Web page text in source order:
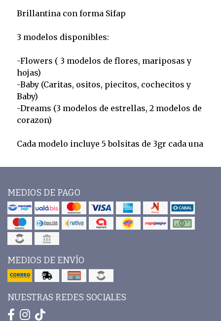
Brillantina con forma Sifap
3 modelos disponibles:
-Flowers ( 3 modelos de flores, mariposas y
hojas)
-Baby (Caritas, ositos, piecitos, cochecitos y
Baby)
-Dreams (3 modelos de estrellas, 2 modelos de
corazon)
Cada modelo incluye 5 bolsitas de 3gr cada una
MEDIOS DE PAGO
MEDIOS DE ENVÍO
NUESTRAS REDES SOCIALES